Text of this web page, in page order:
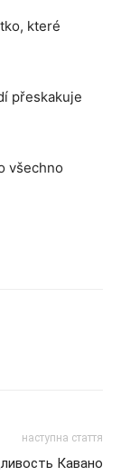
které
přeskakuje
všechno
наступна стаття
Кавано